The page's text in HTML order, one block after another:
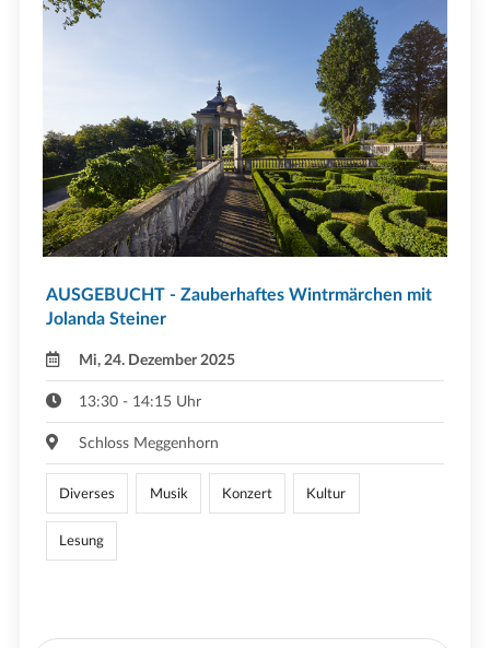
AUSGEBUCHT - Zauberhaftes Wintrmärchen mit
Jolanda Steiner
Mi, 24. Dezember 2025
13:30 - 14:15 Uhr
Schloss Meggenhorn
Diverses Musik Konzert Kultur
Lesung